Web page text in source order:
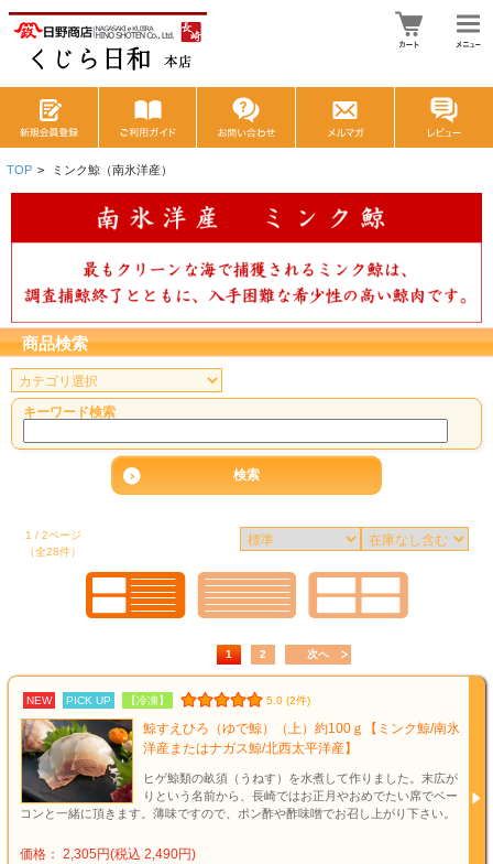
TOP > ミンク鯨（南氷洋産）
商品検索
キーワード検索
1 / 2ページ
（全28件）
1 2 次へ
NEW PICK UP 【冷凍】 5.0 (2件)
鯨すえひろ（ゆで鯨）（上）約100ｇ【ミンク鯨/南氷
洋産またはナガス鯨/北西太平洋産】
ヒゲ鯨類の畝須（うねす）を水煮して作りました。末広が
りという名前から、長崎ではお正月やおめでたい席でベー
コンと一緒に頂きます。薄味ですので、ポン酢や酢味噌でお召し上がり下さい。
価格： 2,305円(税込 2,490円)